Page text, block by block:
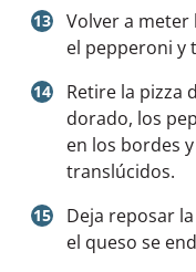
Volver a
el pepperoni y
Retire la pizza
dorado, los
en los bordes
translúcidos.
Deja reposar
el queso se